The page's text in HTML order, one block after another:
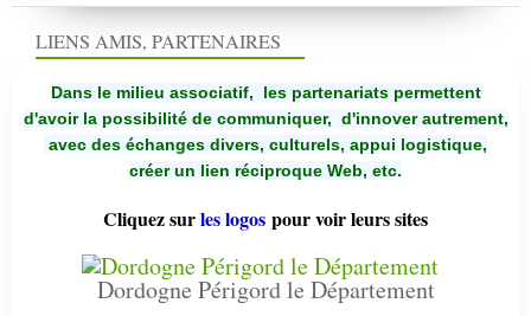
LIENS AMIS, PARTENAIRES
Dans le milieu associatif, les partenariats permettent
d'avoir la possibilité de communiquer, d'innover autrement,
avec des échanges divers, culturels, appui logistique,
créer un lien réciproque Web, etc.
Cliquez surles logos pour voir leurs sites
Dordogne Périgord le Département